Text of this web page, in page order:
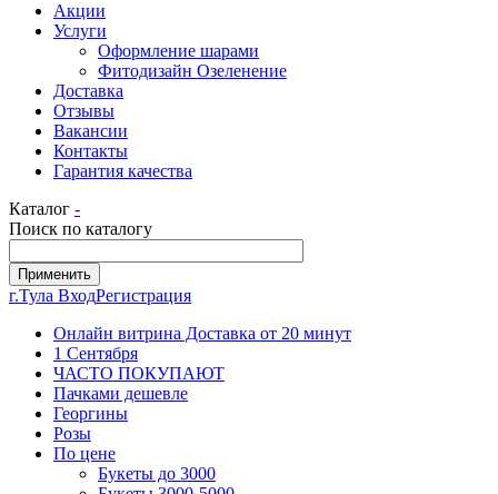
Акции
Услуги
Оформление шарами
Фитодизайн Озеленение
Доставка
Отзывы
Вакансии
Контакты
Гарантия качества
Каталог -
Поиск по каталогу
г.Тула ВходРегистрация
Онлайн витрина Доставка от 20 минут
1 Сентября
ЧАСТО ПОКУПАЮТ
Пачками дешевле
Георгины
Розы
По цене
Букеты до 3000